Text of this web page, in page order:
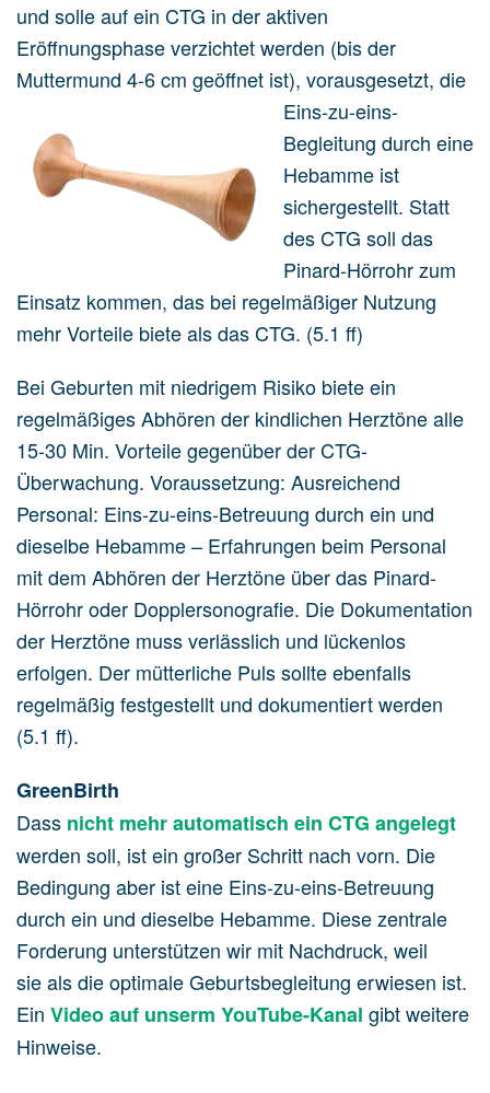
und solle auf ein CTG in der aktiven
Eröffnungsphase verzichtet werden (bis der
Muttermund 4-6 cm geöffnet ist), vorausgesetzt, die
Eins-zu-eins-
Begleitung durch eine
Hebamme ist
sichergestellt. Statt
des CTG soll das
Pinard-Hörrohr zum
Einsatz kommen, das bei regelmäßiger Nutzung
mehr Vorteile biete als das CTG. (5.1 ff)
Bei Geburten mit niedrigem Risiko biete ein
regelmäßiges Abhören der kindlichen Herztöne alle
15-30 Min. Vorteile gegenüber der CTG-
Überwachung. Voraussetzung: Ausreichend
Personal: Eins-zu-eins-Betreuung durch ein und
dieselbe Hebamme – Erfahrungen beim Personal
mit dem Abhören der Herztöne über das Pinard-
Hörrohr oder Dopplersonografie. Die Dokumentation
der Herztöne muss verlässlich und lückenlos
erfolgen. Der mütterliche Puls sollte ebenfalls
regelmäßig festgestellt und dokumentiert werden
(5.1 ff).
GreenBirth
Dass nicht mehr automatisch ein CTG angelegt
werden soll, ist ein großer Schritt nach vorn. Die
Bedingung aber ist eine Eins-zu-eins-Betreuung
durch ein und dieselbe Hebamme. Diese zentrale
Forderung unterstützen wir mit Nachdruck, weil
sie als die optimale Geburtsbegleitung erwiesen ist.
Ein Video auf unserm YouTube-Kanal gibt weitere
Hinweise.